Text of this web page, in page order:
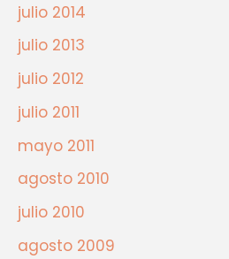
julio 2014
julio 2013
julio 2012
julio 2011
mayo 2011
agosto 2010
julio 2010
agosto 2009